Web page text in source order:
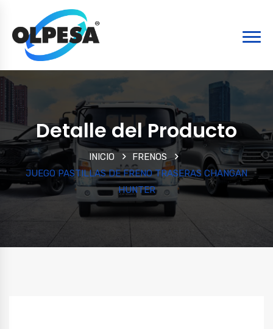
Detalle del Producto
INICIO
FRENOS
JUEGO PASTILLAS DE FRENO TRASERAS CHANGAN
HUNTER